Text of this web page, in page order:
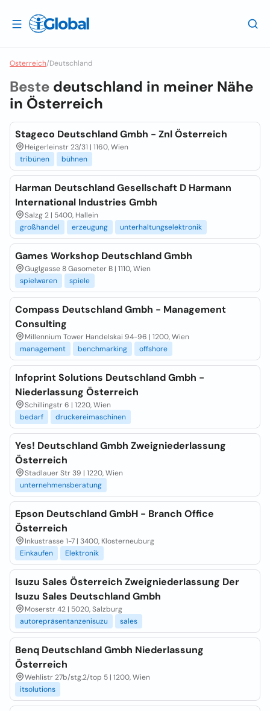
Osterreich/Deutschland
Beste deutschland in meiner Nähe
in Österreich
Stageco Deutschland Gmbh - Znl Österreich
Heigerleinstr 23/31 | 1160, Wien
tribünen
bühnen
Harman Deutschland Gesellschaft D Harmann
International Industries Gmbh
Salzg 2 | 5400, Hallein
großhandel
erzeugung unterhaltungselektronik
Games Workshop Deutschland Gmbh
Guglgasse 8 Gasometer B | 1110, Wien
spielwaren
spiele
Compass Deutschland Gmbh - Management
Consulting
Millennium Tower Handelskai 94-96 | 1200, Wien
management
benchmarking offshore
Infoprint Solutions Deutschland Gmbh -
Niederlassung Österreich
Schillingstr 6 | 1220, Wien
bedarf
druckereimaschinen
Yes! Deutschland Gmbh Zweigniederlassung
Österreich
Stadlauer Str 39 | 1220, Wien
unternehmensberatung
Epson Deutschland GmbH - Branch Office
Österreich
Inkustrasse 1-7 | 3400, Klosterneuburg
Einkaufen
Elektronik
Isuzu Sales Österreich Zweigniederlassung Der
Isuzu Sales Deutschland Gmbh
Moserstr 42 | 5020, Salzburg
autorepräsentanzenisuzu
sales
Benq Deutschland Gmbh Niederlassung
Österreich
Wehlistr 27b/stg.2/top 5 | 1200, Wien
itsolutions